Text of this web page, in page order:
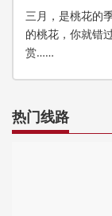
三月，是桃花的
的桃花，你就错
赏……
热门线路